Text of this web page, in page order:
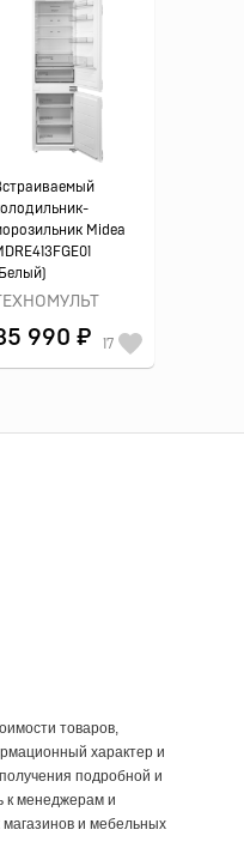
Midea
ТЕХНОМУЛЬТ
990 ₽ 17
товаров,
характер и
подробной и
к менеджерам и
и мебельных